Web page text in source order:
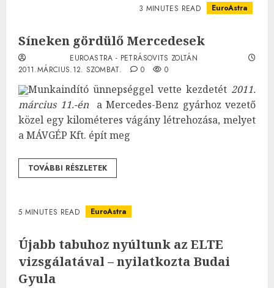
3 MINUTES READ EuroAstra
Síneken gördülő Mercedesek
EUROASTRA - PETRÁSOVITS ZOLTÁN
2011.MÁRCIUS.12. SZOMBAT.
0 0
Munkaindító ünnepséggel vette kezdetét 2011.
március 11.-én
a Mercedes-Benz gyárhoz vezető
közel egy kilométeres vágány létrehozása, melyet
a MÁVGÉP Kft. épít meg
TOVÁBBI RÉSZLETEK
5 MINUTES READ EuroAstra
Újabb tabuhoz nyúltunk az ELTE
vizsgálatával – nyilatkozta Budai
Gyula